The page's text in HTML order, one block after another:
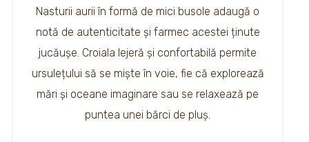
Nasturii aurii în formă de mici busole adaugă o
notă de autenticitate și farmec acestei ținute
jucăușe. Croiala lejeră și confortabilă permite
ursulețului să se miște în voie, fie că explorează
mări și oceane imaginare sau se relaxează pe
puntea unei bărci de pluș.